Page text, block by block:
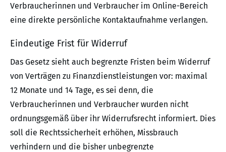
Verbraucherinnen und Verbraucher im Online-Bereich
eine direkte persönliche Kontaktaufnahme verlangen.
Eindeutige Frist für Widerruf
Das Gesetz sieht auch begrenzte Fristen beim Widerruf
von Verträgen zu Finanzdienstleistungen vor: maximal
12 Monate und 14 Tage, es sei denn, die
Verbraucherinnen und Verbraucher wurden nicht
ordnungsgemäß über ihr Widerrufsrecht informiert. Dies
soll die Rechtssicherheit erhöhen, Missbrauch
verhindern und die bisher unbegrenzte